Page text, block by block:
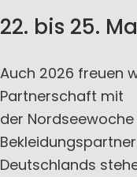
22. bis 25.
Auch 2026 freuen
Partnerschaft mit
der
Deutschlands